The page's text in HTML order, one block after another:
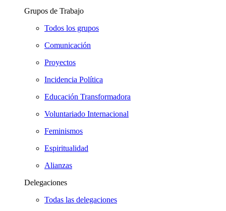
Grupos de Trabajo
Todos los grupos
Comunicación
Proyectos
Incidencia Política
Educación Transformadora
Voluntariado Internacional
Feminismos
Espiritualidad
Alianzas
Delegaciones
Todas las delegaciones